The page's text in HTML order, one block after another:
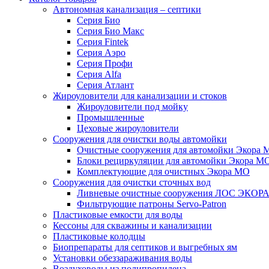
Автономная канализация – септики
Серия Био
Серия Био Макс
Серия Fintek
Серия Аэро
Серия Профи
Серия Alfa
Серия Атлант
Жироуловители для канализации и стоков
Жироуловители под мойку
Промышленные
Цеховые жироуловители
Сооружения для очистки воды автомойки
Очистные сооружения для автомойки Экора
Блоки рециркуляции для автомойки Экора
Комплектующие для очистных Экора МО
Сооружения для очистки сточных вод
Ливневые очистные сооружения ЛОС ЭКОРА
Фильтрующие патроны Servo-Patron
Пластиковые емкости для воды
Кессоны для скважины и канализации
Пластиковые колодцы
Биопрепараты для септиков и выгребных ям
Установки обеззараживания воды